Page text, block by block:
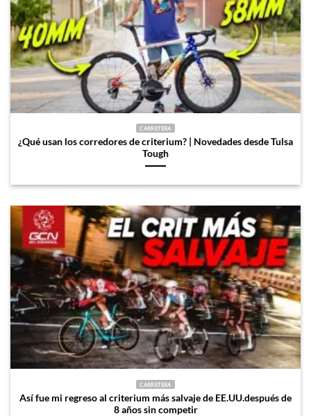
CARRETERA
¿Qué usan los corredores de criterium? | Novedades desde Tulsa
Tough
CARRETERA
Así fue mi regreso al criterium más salvaje de EE.UU.después de
8 años sin competir